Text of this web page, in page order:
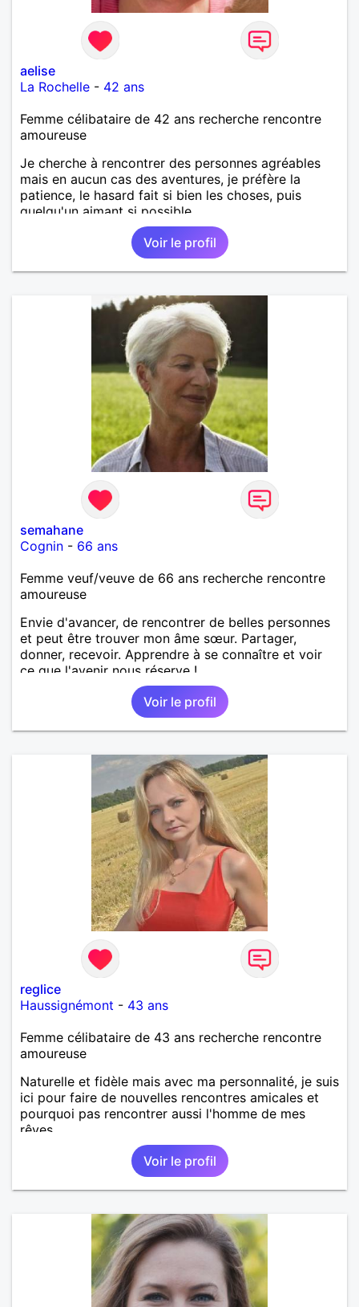
aelise
La Rochelle - 42 ans
Femme célibataire de 42 ans recherche rencontre
amoureuse
Je cherche à rencontrer des personnes agréables
mais en aucun cas des aventures, je préfère la
patience, le hasard fait si bien les choses, puis
quelqu'un aimant si possible.
Voir le profil
semahane
Cognin - 66 ans
Femme veuf/veuve de 66 ans recherche rencontre
amoureuse
Envie d'avancer, de rencontrer de belles personnes
et peut être trouver mon âme sœur. Partager,
donner, recevoir. Apprendre à se connaître et voir
ce que l'avenir nous réserve !
Voir le profil
reglice
Haussignémont - 43 ans
Femme célibataire de 43 ans recherche rencontre
amoureuse
Naturelle et fidèle mais avec ma personnalité, je suis
ici pour faire de nouvelles rencontres amicales et
pourquoi pas rencontrer aussi l'homme de mes
rêves.
Voir le profil